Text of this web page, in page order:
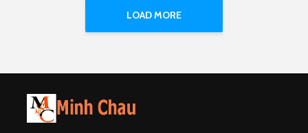
LOAD MORE